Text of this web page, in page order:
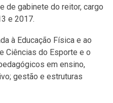
de gabinete do reitor, cargo
e 2017.
à Educação Física e ao
Ciências do Esporte e o
em ensino,
gestão e estruturas